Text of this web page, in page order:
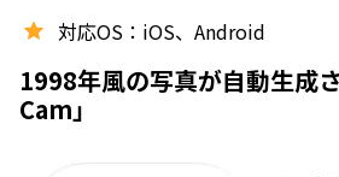
対応OS：iOS、Android
1998年風の写真が自動生成
Cam」